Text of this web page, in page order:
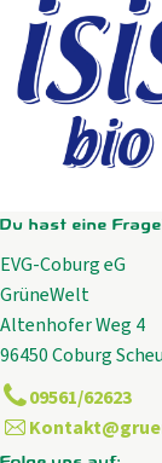
Du hast eine
EVG-Coburg eG
GrüneWelt
Altenhofer Weg 4
96450 Coburg
09561/62623